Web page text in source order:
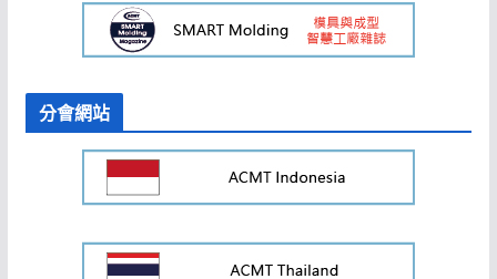
分會網站